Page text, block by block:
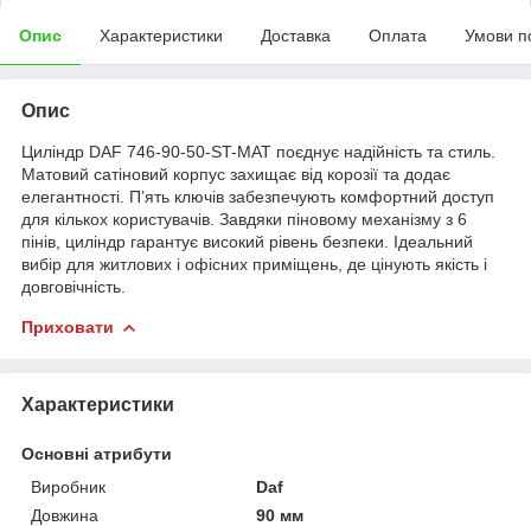
Опис Характеристики Доставка Оплата Умови
Опис
Циліндр DAF 746-90-50-ST-MAT поєднує надійність та стиль.
Матовий сатіновий корпус захищає від корозії та додає
елегантності. П’ять ключів забезпечують комфортний доступ
для кількох користувачів. Завдяки піновому механізму з 6
пінів, циліндр гарантує високий рівень безпеки. Ідеальний
вибір для житлових і офісних приміщень, де цінують якість і
довговічність.
Приховати
Характеристики
Основні атрибути
Виробник
Daf
Довжина
90 мм